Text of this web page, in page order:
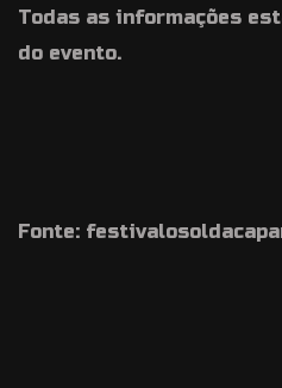
Todas as informações
do evento.
Fonte: